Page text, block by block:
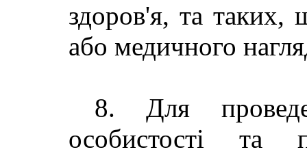
здоров'я, та таких,
або медичного
8. Для
особистості та